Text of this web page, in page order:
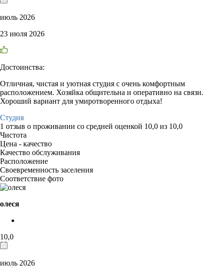
июль 2026
23 июля 2026
Достоинства:
Отличная, чистая и уютная студия с очень комфортным
расположением. Хозяйка общительна и оперативно на связи.
Хороший вариант для умиротворенного отдыха!
Студия
1 отзыв о проживании со средней оценкой 10,0 из 10,0
Чистота
Цена - качество
Качество обслуживания
Расположение
Своевременность заселения
Соответствие фото
олеся
10,0
июль 2026